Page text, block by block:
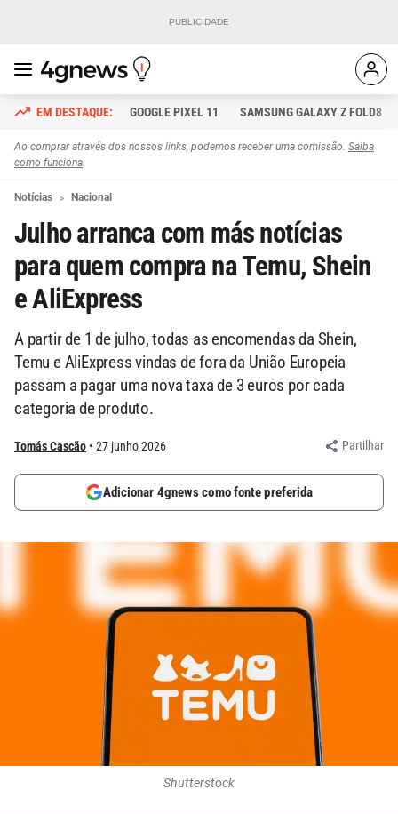
GOOGLE PIXEL 11 SAMSUNG GALAXY Z FOLD8
Ao comprar através dos nossos links, podemos receber uma comissão. Saiba
como funciona.
Notícias Nacional
Julho arranca com más notícias
para quem compra na Temu, Shein
e AliExpress
A partir de 1 de julho, todas as encomendas da Shein,
Temu e AliExpress vindas de fora da União Europeia
passam a pagar uma nova taxa de 3 euros por cada
categoria de produto.
Tomás Cascão 27 junho 2026 Partilhar
Adicionar 4gnews como fonte preferida
Shutterstock